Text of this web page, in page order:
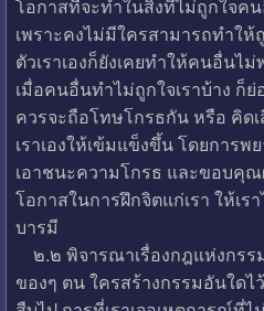
โอกาสที่จะทำในสิ่งที่ไม่ถูกใจค
เพราะคงไม่มีใครสามารถทำใ
ตัวเราเองก็ยังเคยทำให้คนอื่นไ
เมื่อคนอื่นทำไม่ถูกใจเราบ้าง ก็ย่
ควรจะถือโทษโกรธกัน หรือ คิด
เราเองให้เข้มแข็งขึ้น โดยการพ
เอาชนะความโกรธ และขอบคุ
โอกาสในการฝึกจิตแก่เรา ให้เ
บารมี
๒.๒ พิจารณาเรื่องกฎแห่งกรร
ของๆ ตน ใครสร้างกรรมอันใด